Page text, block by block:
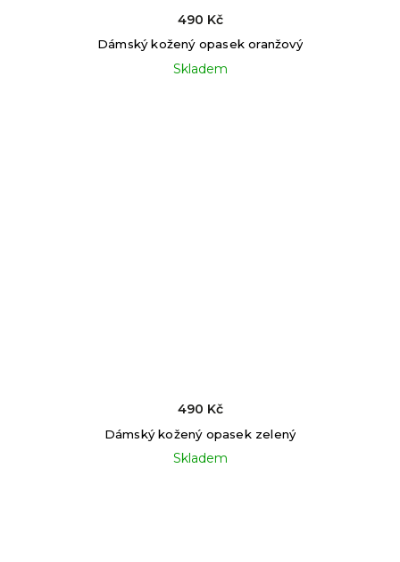
Dámský kožený opasek oranžový
Skladem
490 Kč
Dámský kožený opasek zelený
Skladem
490 Kč